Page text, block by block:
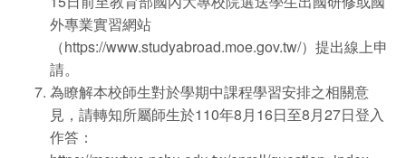
外專業實習網站
（https://www.studyabroad.moe.gov.tw/）提出線上申
請。
為瞭解本校師生對於學期中課程學習安排之相關意
見，請轉知所屬師生於110年8月16日至8月27日登入
作答：